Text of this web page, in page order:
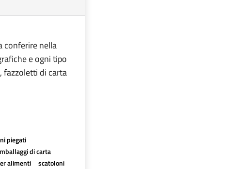
conferire nella
e ogni tipo
fazzoletti di carta
piegati
di carta
alimenti
scatoloni